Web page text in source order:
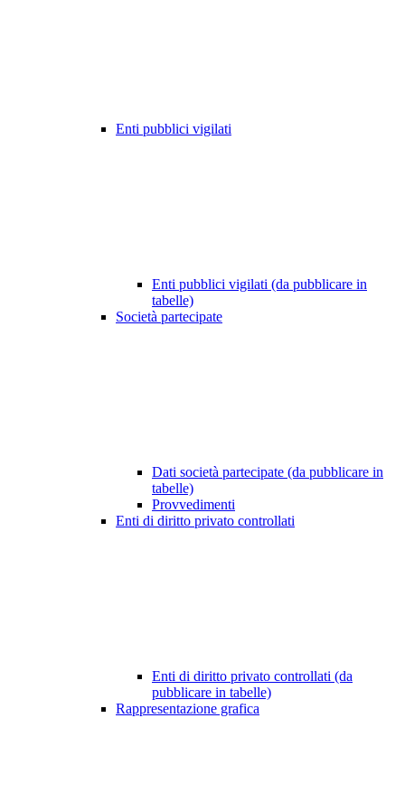
Enti pubblici vigilati
Enti pubblici vigilati (da pubblicare in
tabelle)
Società partecipate
Dati società partecipate (da pubblicare in
tabelle)
Provvedimenti
Enti di diritto privato controllati
Enti di diritto privato controllati (da
pubblicare in tabelle)
Rappresentazione grafica